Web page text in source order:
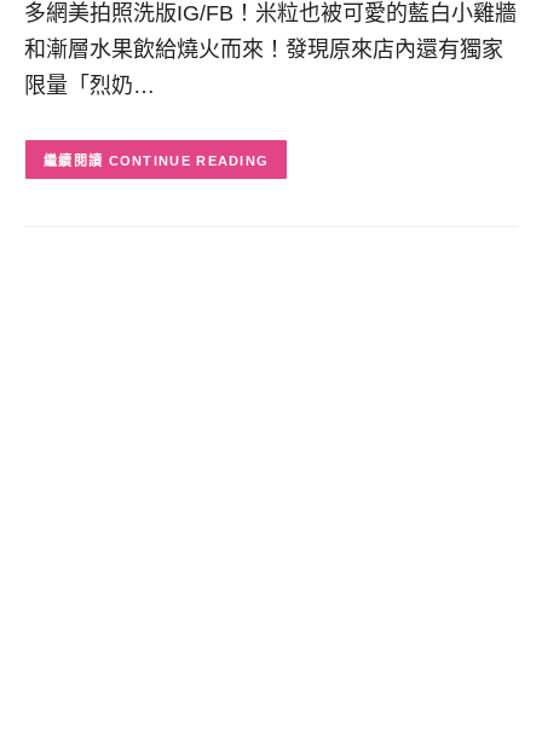
多網美拍照洗版IG/FB！米粒也被可愛的藍白小雞牆
和漸層水果飲給燒火而來！發現原來店內還有獨家
限量「烈奶…
CONTINUE READING